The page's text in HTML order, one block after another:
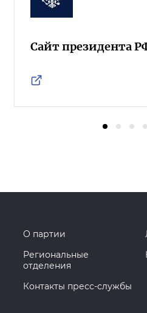
Сайт президента
О партии
Региональные
отделения
Контакты пресс-службы